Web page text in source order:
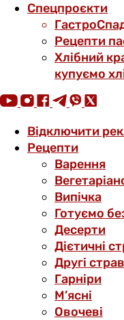
Спецпроєкти
Рецепти
Хлібний
купуємо
Відключити
Рецепти
Варення
Випічка
Готуємо
Десерти
Дієтичні
Другі
Гарніри
М’ясні
Овочеві